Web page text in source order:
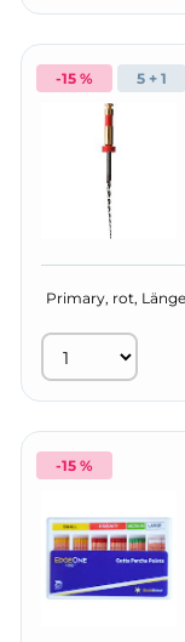
-15 % 5 + 1
-15 %